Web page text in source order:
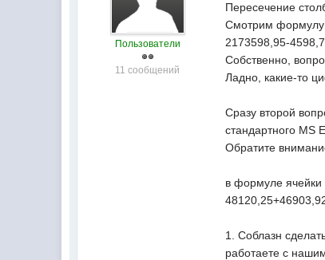
Пользователи
11 сообщений
Пересечение
Смотрим формулу
2173598,95-
Собственно,
Ладно, какие-то
Сразу второй
стандартного MS
Обратите
в формуле ячейки
1. Соблазн
работаете с